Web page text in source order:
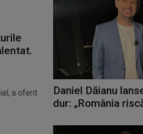
a oferit
Daniel Dăianu
dur: „România